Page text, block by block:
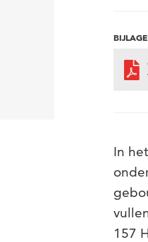
In
157